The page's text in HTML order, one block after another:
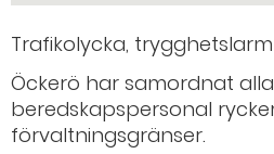
Trafikolycka,
Öckerö har samordnat
beredskapspersonal
förvaltningsgränser.